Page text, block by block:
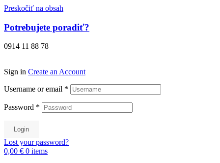
Preskočiť na obsah
Potrebujete poradiť?
0914 11 88 78
Sign in Create an Account
Username or email *
Password *
Login
Lost your password?
0,00 € 0 items